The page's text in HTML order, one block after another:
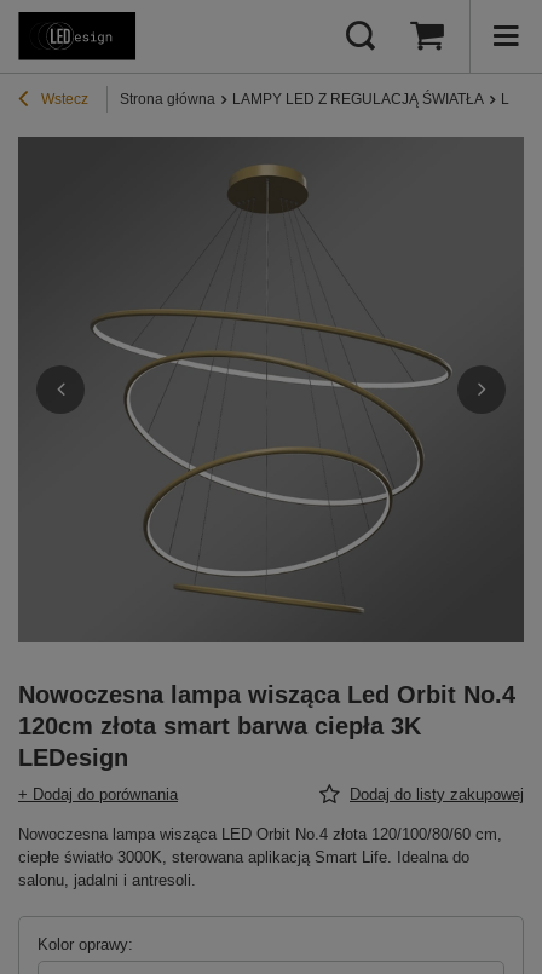
Wstecz Strona główna LAMPY LED Z REGULACJĄ ŚWIATŁA
Nowoczesna lampa wisząca Led Orbit No.4
120cm złota smart barwa ciepła 3K
LEDesign
+ Dodaj do porównania Dodaj do listy zakupowej
Nowoczesna lampa wisząca LED Orbit No.4 złota 120/100/80/60 cm,
ciepłe światło 3000K, sterowana aplikacją Smart Life. Idealna do
salonu, jadalni i antresoli.
Kolor oprawy